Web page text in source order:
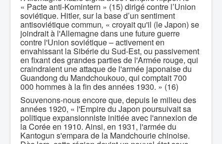
« Pacte anti-Komintern » (15) dirigé contre l’Union
soviétique. Hitler, sur la base d’un sentiment
antisoviétique commun, « croyait qu'il (le Japon) se
joindrait à l'Allemagne dans une future guerre
contre l'Union soviétique – activement en
envahissant la Sibérie du Sud-Est, ou passivement
en fixant des grandes parties de l'Armée rouge, qui
craindraient une attaque de l'armée japonaise du
Guandong du Mandchoukouo, qui comptait 700
000 hommes à la fin des années 1930. » (16)
Souvenons-nous encore que, depuis le milieu des
années 1920, « l'Empire du Japon poursuivait sa
politique expansionniste initiée avec l'annexion de
la Corée en 1910. Ainsi, en 1931, l'armée du
Kantogun s'empara de la Mandchourie chinoise.